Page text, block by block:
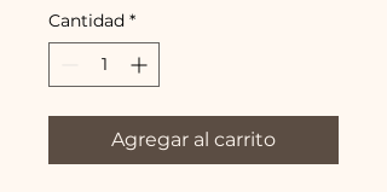
Cantidad *
Agregar al carrito